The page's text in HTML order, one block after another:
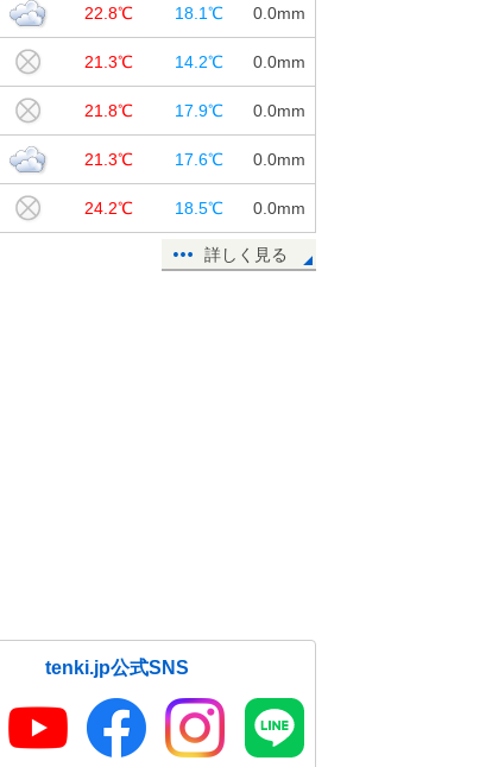
22.8℃ 18.1℃ 0.0mm
21.3℃ 14.2℃ 0.0mm
21.8℃ 17.9℃ 0.0mm
21.3℃ 17.6℃ 0.0mm
24.2℃ 18.5℃ 0.0mm
詳しく見る
tenki.jp公式SNS